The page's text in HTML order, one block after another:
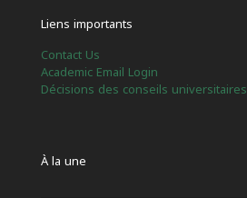
Liens importants
Contact Us
Academic Email Login
Décisions des conseils universitaires
À la une